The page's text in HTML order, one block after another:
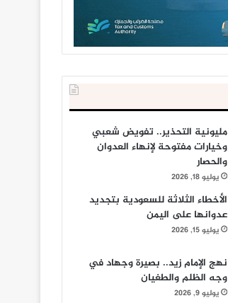
مليونية التحذير.. تفويض شعبي
وخيارات مفتوحة لإنهاء العدوان
والحصار
يوليو 18, 2026
الأخطاء الثلاثة للسعودية بتجديد
عدوانها على اليمن
يوليو 15, 2026
نهج الإمام زيد.. بصيرة وجهاد في
وجه الظلم والطغيان
يوليو 9, 2026